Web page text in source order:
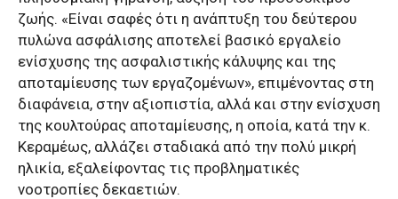
ζωής. «Είναι σαφές ότι η ανάπτυξη του δεύτερου
πυλώνα ασφάλισης αποτελεί βασικό εργαλείο
ενίσχυσης της ασφαλιστικής κάλυψης και της
αποταμίευσης των εργαζομένων», επιμένοντας στη
διαφάνεια, στην αξιοπιστία, αλλά και στην ενίσχυση
της κουλτούρας αποταμίευσης, η οποία, κατά την κ.
Κεραμέως, αλλάζει σταδιακά από την πολύ μικρή
ηλικία, εξαλείφοντας τις προβληματικές
νοοτροπίες δεκαετιών.